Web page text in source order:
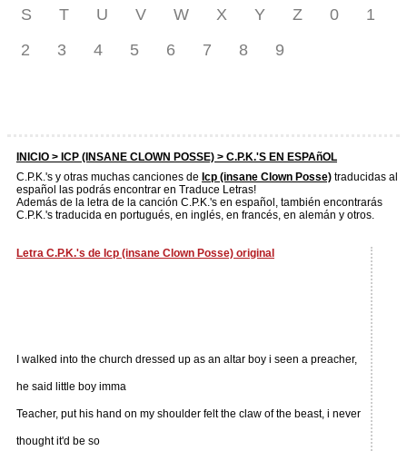
S
T U V W X Y Z 0
1
2
3 4 5 6 7 8 9
INICIO > ICP (INSANE CLOWN POSSE) > C.P.K.'S EN ESPAñOL
C.P.K.'s y otras muchas canciones de Icp (insane Clown Posse) traducidas al
español las podrás encontrar en Traduce Letras!
Además de la letra de la canción C.P.K.'s en español, también encontrarás
C.P.K.'s traducida en portugués, en inglés, en francés, en alemán y otros.
Letra C.P.K.'s de Icp (insane Clown Posse) original
I walked into the church dressed up as an altar boy i seen a preacher,
he said little boy imma
Teacher, put his hand on my shoulder felt the claw of the beast, i never
thought it'd be so